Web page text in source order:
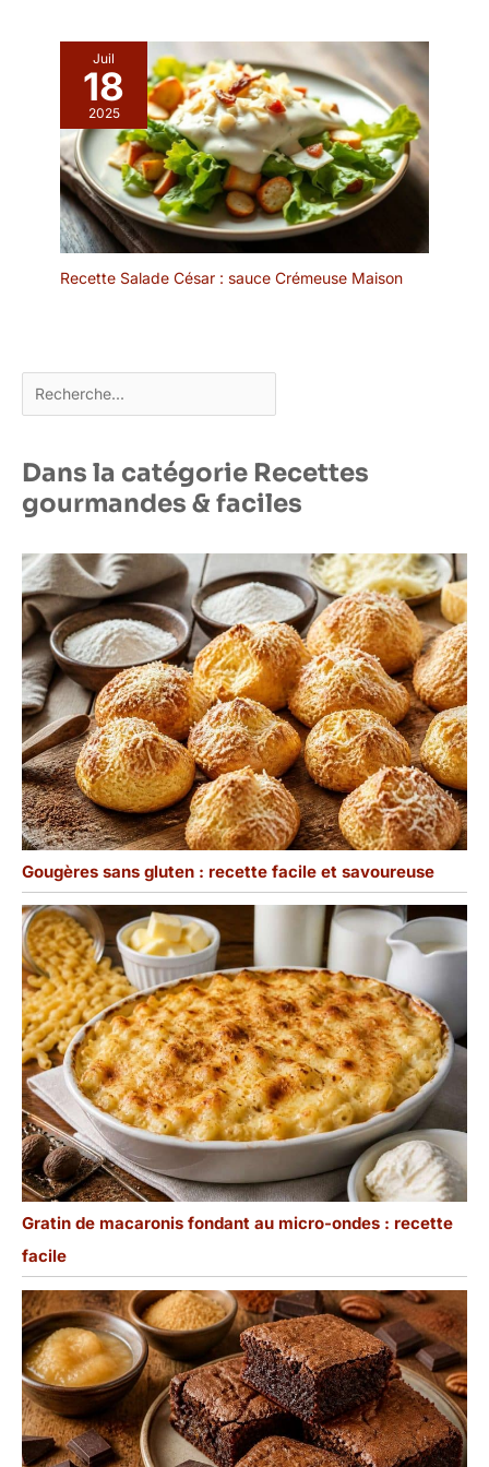
parfait pour Pâques,
Noël, les fêtes de famille,
etc. 🥝Conseils de
chaleur:Veillez à ne pas
couper trop de la poche
à douille, sinon
l'ouverture de la poche à
douille ne peut pas serrer
l'ouverture de la poche à
douille.Les ingrédients
alimentaires ne doivent
Juil
18
2025
Recette Salade César : sauce Crémeuse Maison
Rechercher
Dans la catégorie Recettes
gourmandes & faciles
Gougères sans gluten : recette facile et savoureuse
Gratin de macaronis fondant au micro-ondes : recette
facile